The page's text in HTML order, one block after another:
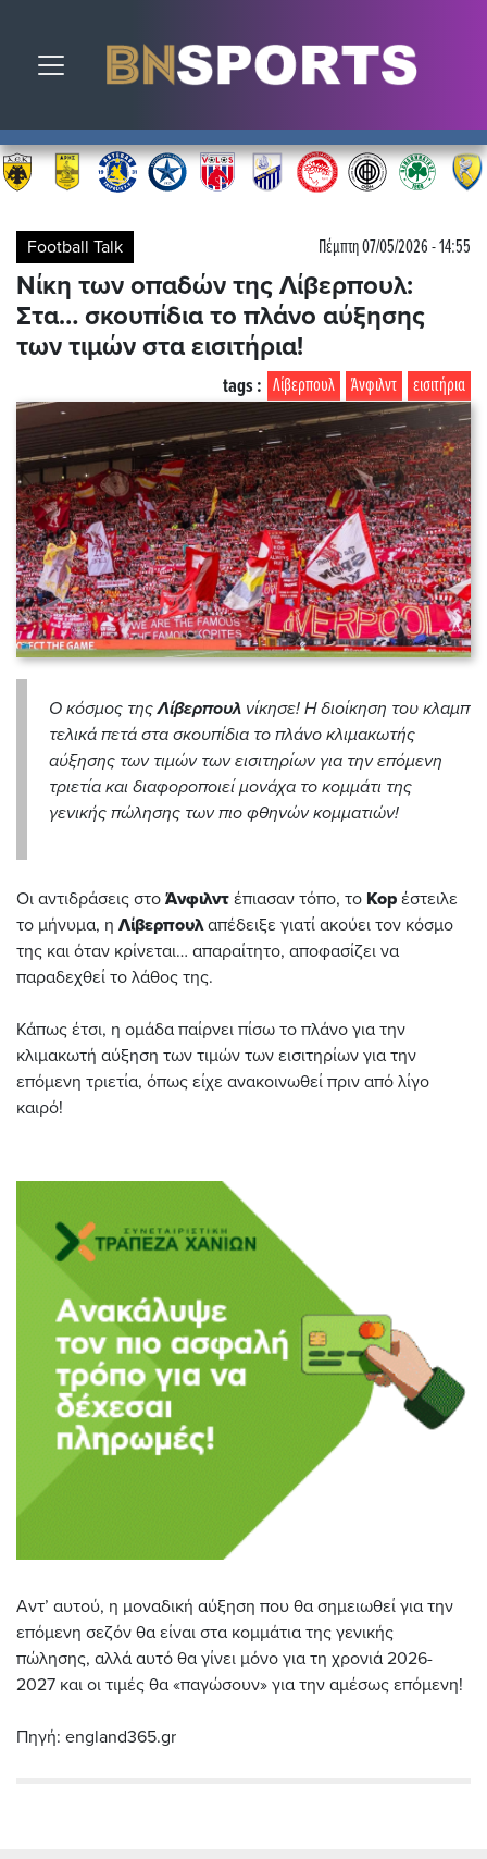
Toggle navigation
Football Talk Πέμπτη 07/05/2026 - 14:55
Νίκη των οπαδών της Λίβερπουλ:
Στα… σκουπίδια το πλάνο αύξησης
των τιμών στα εισιτήρια!
εισιτήρια
Άνφιλντ
Λίβερπουλ
tags :
Ο κόσμος τηςΛίβερπουλ νίκησε! Η διοίκηση του κλαμπ
τελικά πετά στα σκουπίδια το πλάνο κλιμακωτής
αύξησης των τιμών των εισιτηρίων για την επόμενη
τριετία και διαφοροποιεί μονάχα το κομμάτι της
γενικής πώλησης των πιο φθηνών κομματιών!
Οι αντιδράσεις στο Άνφιλντ έπιασαν τόπο, το Kop έστειλε
το μήνυμα, η Λίβερπουλαπέδειξε γιατί ακούει τον κόσμο
της και όταν κρίνεται… απαραίτητο, αποφασίζει να
παραδεχθεί το λάθος της.
Κάπως έτσι, η ομάδα παίρνει πίσω το πλάνο για την
κλιμακωτή αύξηση των τιμών των εισιτηρίων για την
επόμενη τριετία, όπως είχε ανακοινωθεί πριν από λίγο
καιρό!
Αντ’ αυτού, η μοναδική αύξηση που θα σημειωθεί για την
επόμενη σεζόν θα είναι στα κομμάτια της γενικής
πώλησης, αλλά αυτό θα γίνει μόνο για τη χρονιά 2026-
2027 και οι τιμές θα «παγώσουν» για την αμέσως επόμενη!
Πηγή: england365.gr